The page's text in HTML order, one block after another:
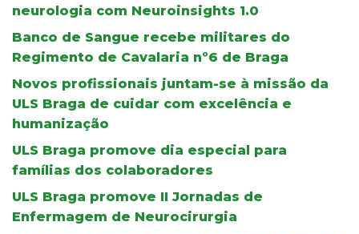
neurologia com Neuroinsights 1.0
Banco de Sangue recebe militares do
Regimento de Cavalaria nº6 de Braga
Novos profissionais juntam-se à missão da
ULS Braga de cuidar com excelência e
humanização
ULS Braga promove dia especial para
famílias dos colaboradores
ULS Braga promove II Jornadas de
Enfermagem de Neurocirurgia